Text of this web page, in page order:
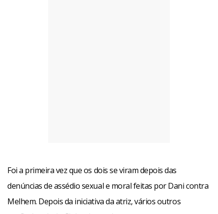
Foi a primeira vez que os dois se viram depois das
denúncias de assédio sexual e moral feitas por Dani contra
Melhem. Depois da iniciativa da atriz, vários outros